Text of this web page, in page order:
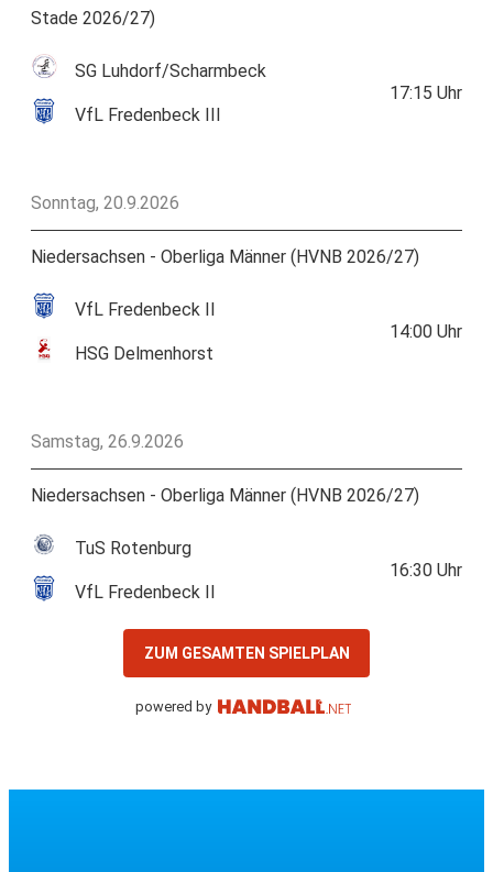
Stade 2026/27)
SG Luhdorf/Scharmbeck
VfL Fredenbeck III
17:15 Uhr
Sonntag, 20.9.2026
Niedersachsen - Oberliga Männer (HVNB 2026/27)
VfL Fredenbeck II
HSG Delmenhorst
14:00 Uhr
Samstag, 26.9.2026
Niedersachsen - Oberliga Männer (HVNB 2026/27)
TuS Rotenburg
VfL Fredenbeck II
16:30 Uhr
ZUM GESAMTEN SPIELPLAN
powered by